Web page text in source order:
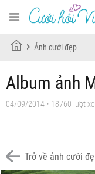
Ảnh cưới đẹp
Album ảnh
04/09/2014 • 18760 lượt
Trở về ảnh cưới